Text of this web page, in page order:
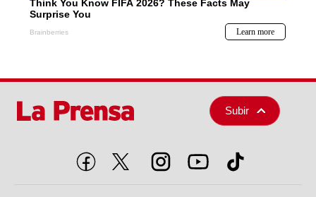
Subir